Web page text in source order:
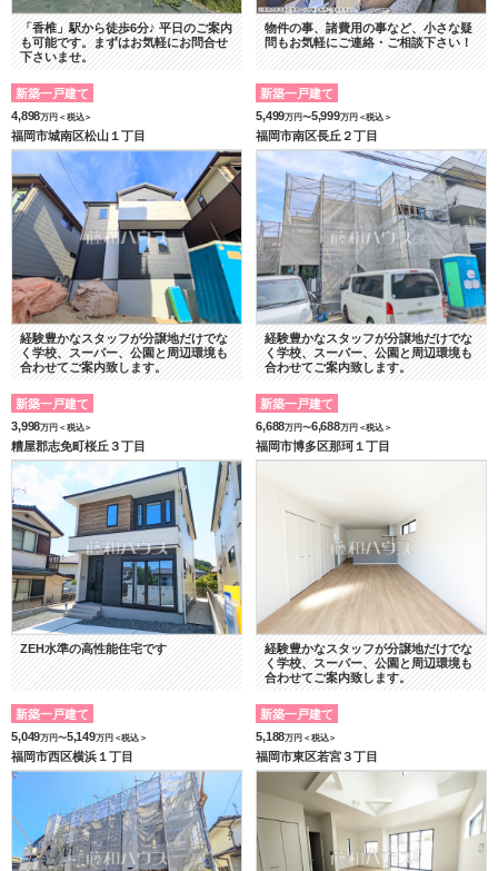
「香椎」駅から徒歩6分♪ 平日のご案内
も可能です。まずはお気軽にお問合せ
下さいませ。
物件の事、諸費用の事など、小さな疑
問もお気軽にご連絡・ご相談下さい！
新築一戸建て
4,898万円＜税込＞
福岡市城南区松山１丁目
経験豊かなスタッフが分譲地だけでな
く学校、スーパー、公園と周辺環境も
合わせてご案内致します。
新築一戸建て
5,499万円〜5,999万円＜税込＞
福岡市南区長丘２丁目
経験豊かなスタッフが分譲地だけでな
く学校、スーパー、公園と周辺環境も
合わせてご案内致します。
新築一戸建て
3,998万円＜税込＞
糟屋郡志免町桜丘３丁目
ZEH水準の高性能住宅です
新築一戸建て
6,688万円〜6,688万円＜税込＞
福岡市博多区那珂１丁目
経験豊かなスタッフが分譲地だけでな
く学校、スーパー、公園と周辺環境も
合わせてご案内致します。
新築一戸建て
5,049万円〜5,149万円＜税込＞
福岡市西区横浜１丁目
新築一戸建て
5,188万円＜税込＞
福岡市東区若宮３丁目